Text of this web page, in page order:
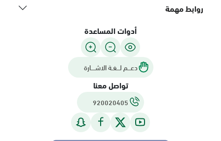
روابط مهمة
أدوات المساعدة
دعـــم لـــغـة الاشــــارة
تواصل معنا
920020405